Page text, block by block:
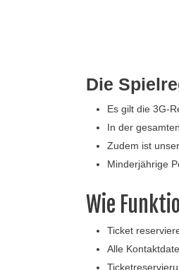
Die
Es gilt die 3G-
In der
Zudem ist
Minderjährige
Wie
Ticket
Alle